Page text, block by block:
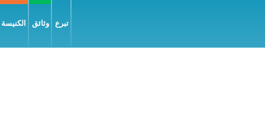
وثائق تبرع